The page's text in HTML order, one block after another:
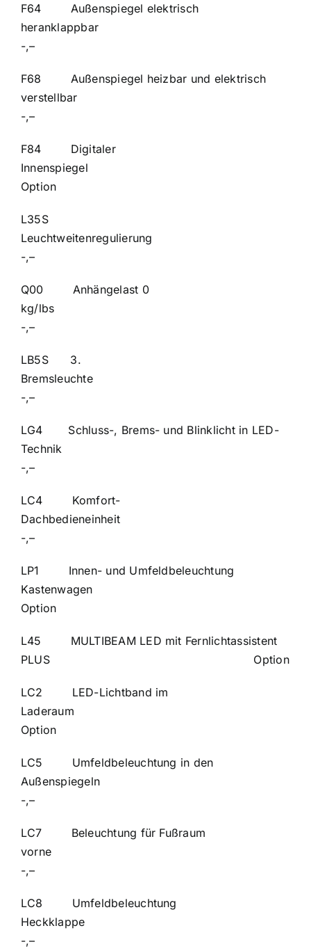
F64 Außenspiegel elektrisch
-,–
F68 Außenspiegel heizbar und elektrisch
verstellbar
-,–
F84 Digitaler
Option
L35S
-,–
Q00 Anhängelast 0
kg/
-,–
LB5S 3.
-,–
LG4 Schluss-, Brems- und Blinklicht in LED-
Technik
-,–
LC4 Komfort-
-,–
LP1 Innen- und Umfeldbeleuchtung
Option
L45 MULTIBEAM LED mit Fernlichtassistent
PLUS Option
LC2 LED-Lichtband im
Option
LC5 Umfeldbeleuchtung in den
-,–
LC7 Beleuchtung für Fußraum
-,–
LC8 Umfeldbeleuchtung
-,–